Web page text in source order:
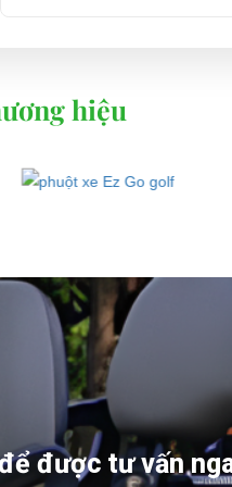
hiệu
được tư vấn